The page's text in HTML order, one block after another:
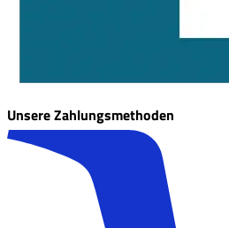
Unsere Zahlungsmethoden